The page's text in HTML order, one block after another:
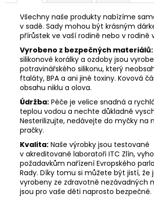
Všechny naše produkty nabízíme
v sadě. Sady mohou být krásným
přírůstek ve vaší rodině nebo v rodině
Vyrobeno z bezpečných materiálů:
silikonové korálky a ozdoby jsou
potravinářského silikonu, který
ftaláty, BPA a ani jiné toxiny. Kovová
obsahu niklu a olova.
Údržba: Péče je velice snadná a
teplou vodou a nechte důkladně
Nesterilizujte, nedávejte do myčky na
pračky.
Kvalita: Naše výrobky jsou testované
v akreditované laboratoři ITC Zlín,
požadavkům nařízení Evropského
Rady. Díky tomu si můžete být jistí, že
vyrobeny ze zdravotně nezávadných
jsou pro vaše děti naprosto bezpečné.